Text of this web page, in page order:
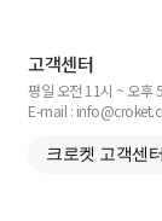
고객센터
평일 오전 11시 ~ 오후
E-mail :
크로켓 고객센